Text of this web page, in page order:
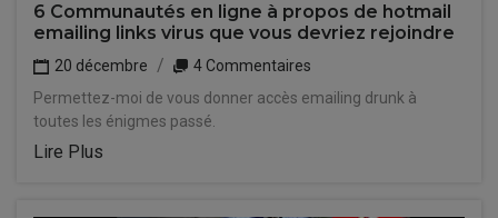
6 Communautés en ligne à propos de hotmail
emailing links virus que vous devriez rejoindre
20 décembre
4 Commentaires
Permettez-moi de vous donner accès emailing drunk à
toutes les énigmes passé.
Lire Plus